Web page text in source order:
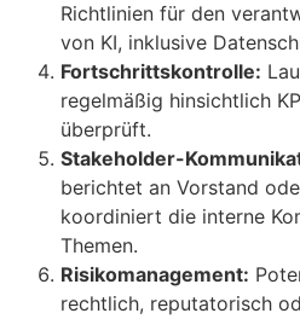
Richtlinien für den
von KI, inklusive
Fortschrittskontrolle:
regelmäßig hinsichtlich
überprüft.
Stakeholder-
berichtet an Vorstand
koordiniert die interne
Themen.
Risikomanagement:
rechtlich, reputatorisch